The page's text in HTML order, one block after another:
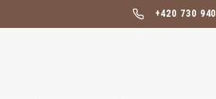
+420 730